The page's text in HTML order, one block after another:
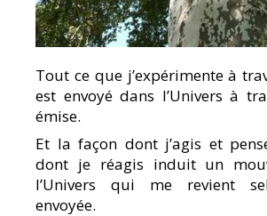
Tout ce que j’expérimente à
est envoyé dans l’Univers à
émise.
Et la façon dont j’agis et
dont je réagis induit un
l’Univers qui me revient
envoyée.